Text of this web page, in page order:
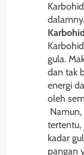
gula.
dan tak
energi
oleh
tertentu,
kadar
pangan